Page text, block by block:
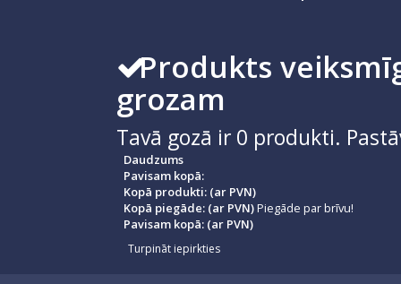
Produkts
grozam
Tavā gozā ir 0 produkti.
Daudzums
Pavisam kopā:
Kopā produkti: (ar PVN)
Kopā piegāde: (ar PVN)Piegāde par brīvu!
Pavisam kopā: (ar PVN)
Turpināt iepirkties